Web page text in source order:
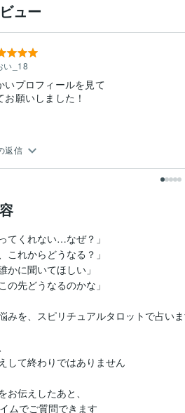
ュー
い_18
いプロフィールを見て
返信
てくれない…なぜ？」
これからどうなる？」
かに聞いてほしい」
の先どうなるのかな」
みを、スピリチュアルタロットで占い
して終わりではありません
お伝えしたあと、
ムでご質問できます